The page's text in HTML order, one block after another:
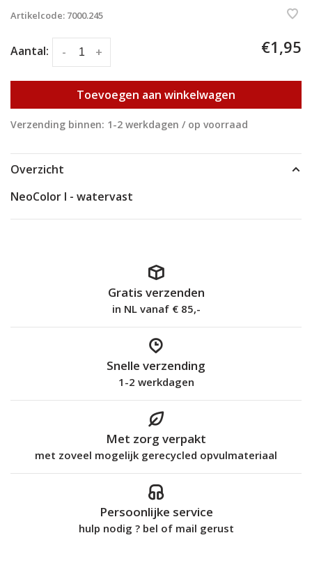
Artikelcode: 7000.245
Aantal: +
- €1,95
Toevoegen aan winkelwagen
Verzending binnen: 1-2 werkdagen / op voorraad
Overzicht
NeoColor I - watervast
Gratis verzenden
in NL vanaf € 85,-
Snelle verzending
1-2 werkdagen
Met zorg verpakt
met zoveel mogelijk gerecycled opvulmateriaal
Persoonlijke service
hulp nodig ? bel of mail gerust